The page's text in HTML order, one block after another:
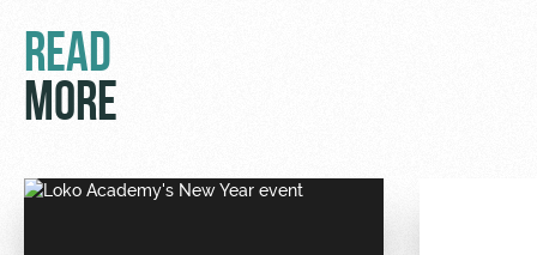
READ
MORE